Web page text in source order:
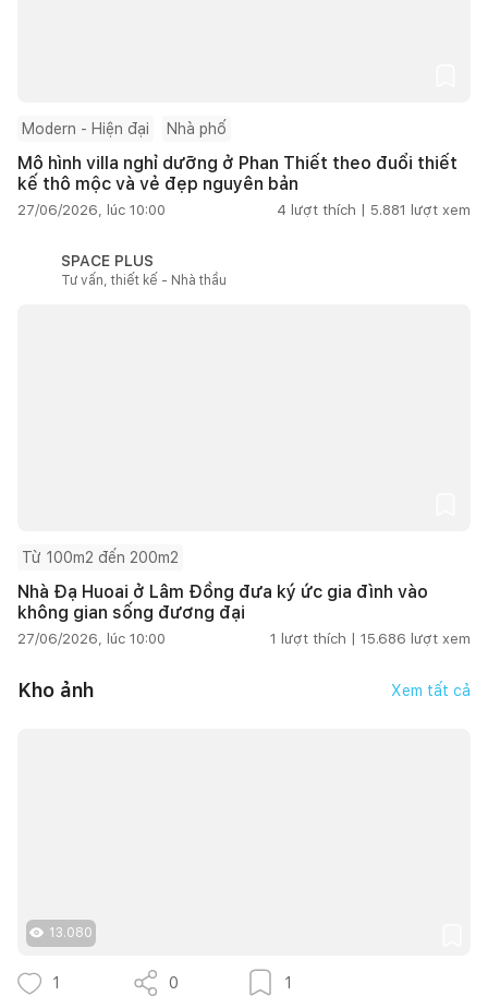
Modern - Hiện đại Nhà phố
Mô hình villa nghỉ dưỡng ở Phan Thiết theo đuổi thiết
kế thô mộc và vẻ đẹp nguyên bản
27/06/2026, lúc 10:00 4 lượt thích | 5.881 lượt xem
SPACE PLUS
Tư vấn, thiết kế - Nhà thầu
Từ 100m2 đến 200m2
Nhà Đạ Huoai ở Lâm Đồng đưa ký ức gia đình vào
không gian sống đương đại
27/06/2026, lúc 10:00 1 lượt thích | 15.686 lượt xem
Kho ảnh Xem tất cả
13.080
1 0 1